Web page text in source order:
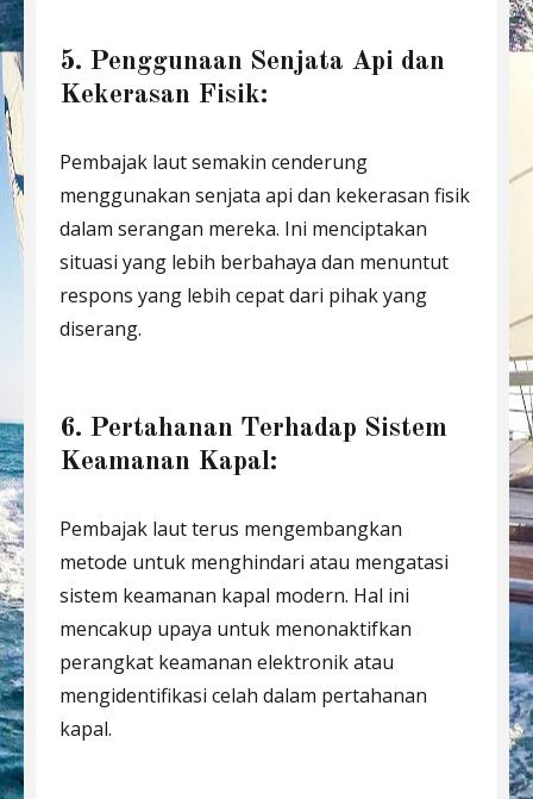
5. Penggunaan Senjata Api dan
Kekerasan Fisik:
Pembajak laut semakin cenderung
menggunakan senjata api dan kekerasan fisik
dalam serangan mereka. Ini menciptakan
situasi yang lebih berbahaya dan menuntut
respons yang lebih cepat dari pihak yang
diserang.
6. Pertahanan Terhadap Sistem
Keamanan Kapal:
Pembajak laut terus mengembangkan
metode untuk menghindari atau mengatasi
sistem keamanan kapal modern. Hal ini
mencakup upaya untuk menonaktifkan
perangkat keamanan elektronik atau
mengidentifikasi celah dalam pertahanan
kapal.